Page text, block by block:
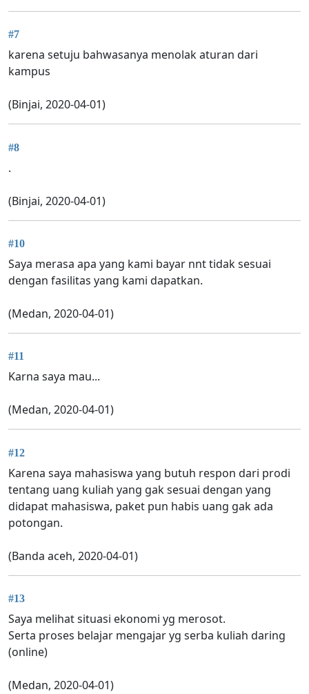
#7
karena setuju bahwasanya menolak aturan dari
kampus
(Binjai, 2020-04-01)
#8
.
(Binjai, 2020-04-01)
#10
Saya merasa apa yang kami bayar nnt tidak sesuai
dengan fasilitas yang kami dapatkan.
(Medan, 2020-04-01)
#11
Karna saya mau...
(Medan, 2020-04-01)
#12
Karena saya mahasiswa yang butuh respon dari prodi
tentang uang kuliah yang gak sesuai dengan yang
didapat mahasiswa, paket pun habis uang gak ada
potongan.
(Banda aceh, 2020-04-01)
#13
Saya melihat situasi ekonomi yg merosot.
Serta proses belajar mengajar yg serba kuliah daring
(online)
(Medan, 2020-04-01)